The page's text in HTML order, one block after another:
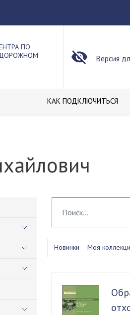
ПО
Версия
КАК ПОДКЛЮЧИТЬСЯ
Новинки Моя